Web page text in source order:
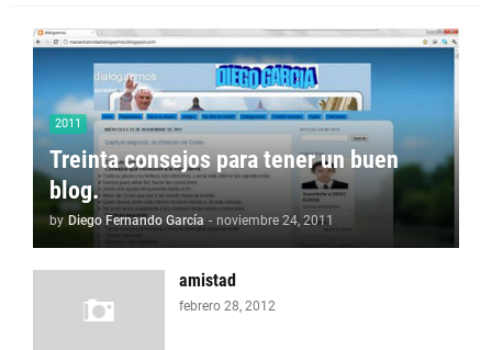
2011
Treinta consejos para tener un buen
blog.
by Diego Fernando García - noviembre 24, 2011
amistad
febrero 28, 2012